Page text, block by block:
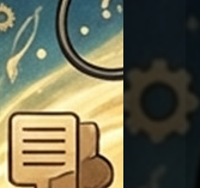
Graal 97 - La croix de
prunier ?
96 - Verlaine a-t-il tué
Rimbaud ?